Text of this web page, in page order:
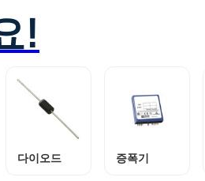
!
다이오드 증폭기